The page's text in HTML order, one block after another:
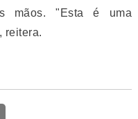
mãos. "Esta é uma
reitera.